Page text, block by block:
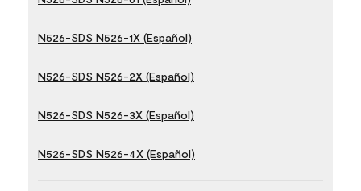
N526-SDS N526-1X (Español)
N526-SDS N526-2X (Español)
N526-SDS N526-3X (Español)
N526-SDS N526-4X (Español)